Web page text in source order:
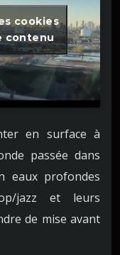
cookies
contenu
en surface à
passée dans
eaux profondes
jazz et leurs
de mise avant